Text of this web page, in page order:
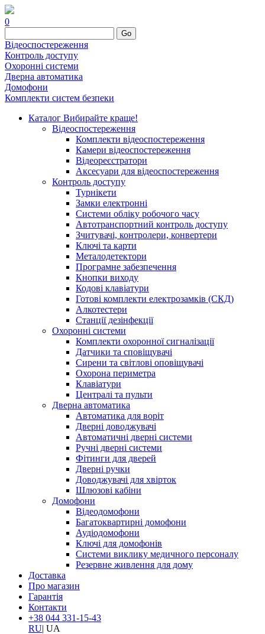
0
Go
Відеоспостереження
Контроль доступу
Охоронні системи
Дверна автоматика
Домофони
Комплекти систем безпеки
Каталог Вибирайте краще!
Відеоспостереження
Комплекти відеоспостереження
Камери відеоспостереження
Відеореєстратори
Аксесуари для відеоспостереження
Контроль доступу
Турнікети
Замки електронні
Системи обліку робочого часу
Автотранспортний контроль доступу
Зчитувачі, контролери, конвертери
Ключі та карти
Металодетектори
Програмне забезпечення
Кнопки виходу
Кодові клавіатури
Готові комплекти електрозамків (СКД)
Алкотестери
Станції дезінфекції
Охоронні системи
Комплекти охоронної сигналізації
Датчики та сповіщувачі
Сирени та світлові оповіщувачі
Охорона периметра
Клавіатури
Централі та пульти
Дверна автоматика
Автоматика для воріт
Дверні доводжувачі
Автоматичні дверні системи
Ручні дверні системи
Фітинги для дверей
Дверні ручки
Доводжувачі для хвірток
Шлюзові кабіни
Домофони
Відеодомофони
Багатоквартирні домофони
Аудіодомофони
Ключі для домофонів
Системи виклику медичного персоналу
Резервне живлення для дому
Доставка
Про магазин
Гарантія
Контакти
+38 044 331-15-43
RU| UA